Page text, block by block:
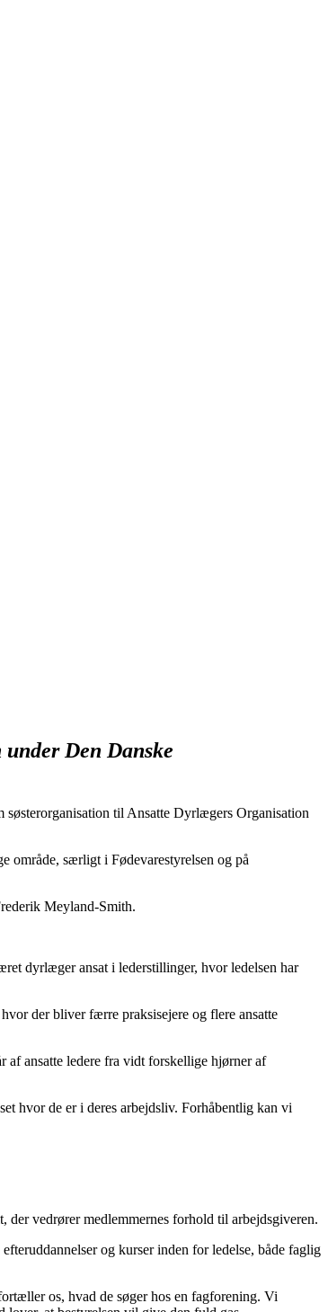
Den Danske
til Ansatte Dyrlægers Organisation
område, særligt i Fødevarestyrelsen og på
Meyland-Smith.
dyrlæger ansat i lederstillinger, hvor ledelsen har
der bliver færre praksisejere og flere ansatte
af ansatte ledere fra vidt forskellige hjørner af
hvor de er i deres arbejdsliv. Forhåbentlig kan vi
vedrører medlemmernes forhold til arbejdsgiveren.
og kurser inden for ledelse, både faglig
os, hvad de søger hos en fagforening. Vi